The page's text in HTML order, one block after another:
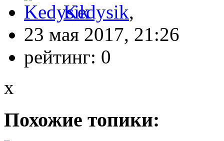
Kedysik,
23 мая 2017, 21:26
рейтинг: 0
x
Похожие топики: